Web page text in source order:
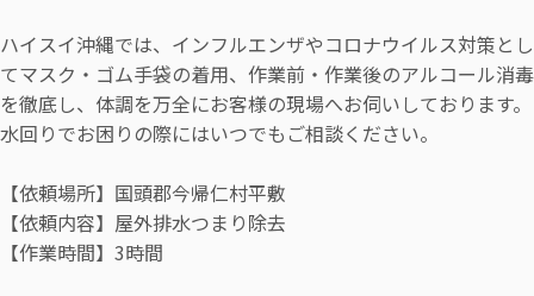
ハイスイ沖縄では、インフルエンザやコロナウイルス対策とし
てマスク・ゴム手袋の着用、作業前・作業後のアルコール消毒
を徹底し、体調を万全にお客様の現場へお伺いしております。
水回りでお困りの際にはいつでもご相談ください。
【依頼場所】国頭郡今帰仁村平敷
【依頼内容】屋外排水つまり除去
【作業時間】3時間